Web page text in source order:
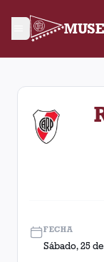
Fecha 5.
FECHA
Sábado, 25